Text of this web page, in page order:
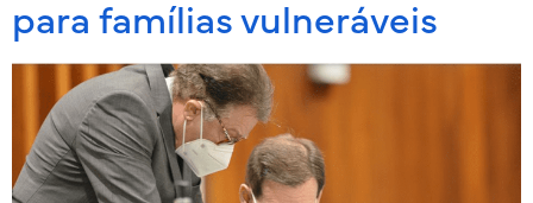
para famílias vulneráveis